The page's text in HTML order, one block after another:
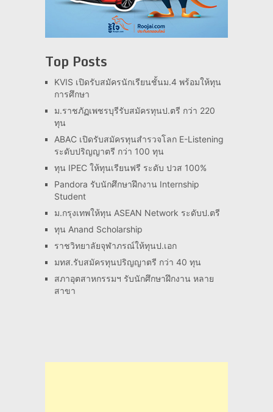
Top Posts
KVIS เปิดรับสมัครนักเรียนชั้นม.4 พร้อมให้ทุน
การศึกษา
ม.ราชภัฏเพชรบุรีรับสมัครทุนป.ตรี กว่า 220
ทุน
ABAC เปิดรับสมัครทุนสำรวจโลก E-Listening
ระดับปริญญาตรี กว่า 100 ทุน
ทุน IPEC ให้ทุนเรียนฟรี ระดับ ปวส 100%
Pandora รับนักศึกษาฝึกงาน Internship
Student
ม.กรุงเทพให้ทุน ASEAN Network ระดับป.ตรี
ทุน Anand Scholarship
ราชวิทยาลัยจุฬาภรณ์ให้ทุนป.เอก
มทส.รับสมัครทุนปริญญาตรี กว่า 40 ทุน
สภาอุตสาหกรรมฯ รับนักศึกษาฝึกงาน หลาย
สาขา